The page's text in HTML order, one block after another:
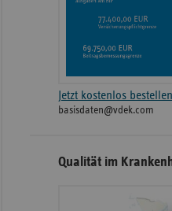
Jetzt kostenlos
basisdaten@vdek.com
Qualität im